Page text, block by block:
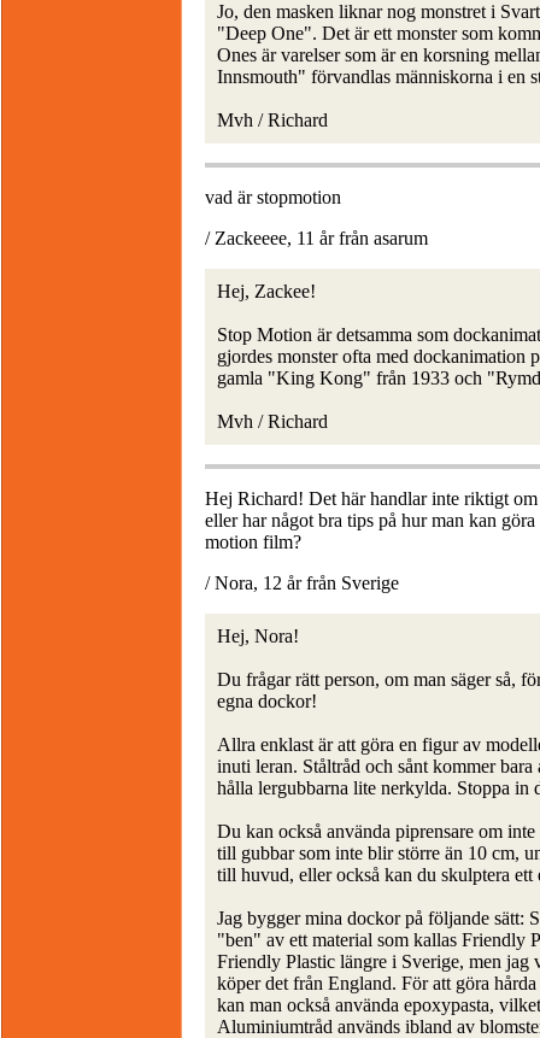
Jo, den masken liknar nog monstret i
"Deep One". Det är ett monster som
Ones är varelser som är en korsning
Innsmouth" förvandlas människorna i en
Mvh / Richard
vad är stopmotion
/ Zackeeee, 11 år från asarum
Hej, Zackee!
Stop Motion är detsamma som
gjordes monster ofta med dockanimation
gamla "King Kong" från 1933 och
Mvh / Richard
Hej Richard! Det här handlar inte riktigt
eller har något bra tips på hur man kan
motion film?
/ Nora, 12 år från Sverige
Hej, Nora!
Du frågar rätt person, om man säger så,
egna dockor!
Allra enklast är att göra en figur av
inuti leran. Ståltråd och sånt kommer
hålla lergubbarna lite nerkylda. Stoppa in
Du kan också använda piprensare om
till gubbar som inte blir större än 10 cm,
till huvud, eller också kan du skulptera ett
Jag bygger mina dockor på följande sätt:
"ben" av ett material som kallas Friendly
Friendly Plastic längre i Sverige, men jag
köper det från England. För att göra
kan man också använda epoxypasta,
Aluminiumtråd används ibland av